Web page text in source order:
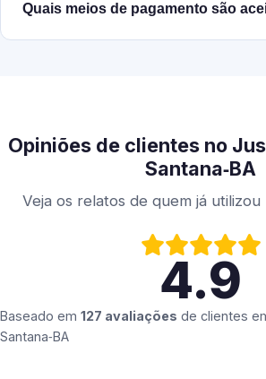
Quais meios de pagamento são
Opiniões de clientes no
Santana‑BA
Veja os relatos de quem já utilizou
4.9
Baseado em 127 avaliações de clientes
Santana‑BA